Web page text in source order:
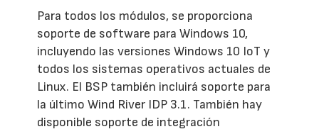
Para todos los módulos, se proporciona
soporte de software para Windows 10,
incluyendo las versiones Windows 10 IoT y
todos los sistemas operativos actuales de
Linux. El BSP también incluirá soporte para
la último Wind River IDP 3.1. También hay
disponible soporte de integración